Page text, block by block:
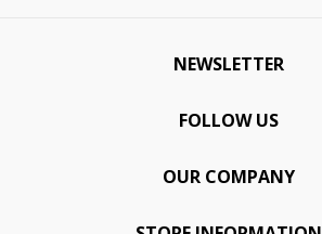
NEWSLETTER
FOLLOW US
OUR COMPANY